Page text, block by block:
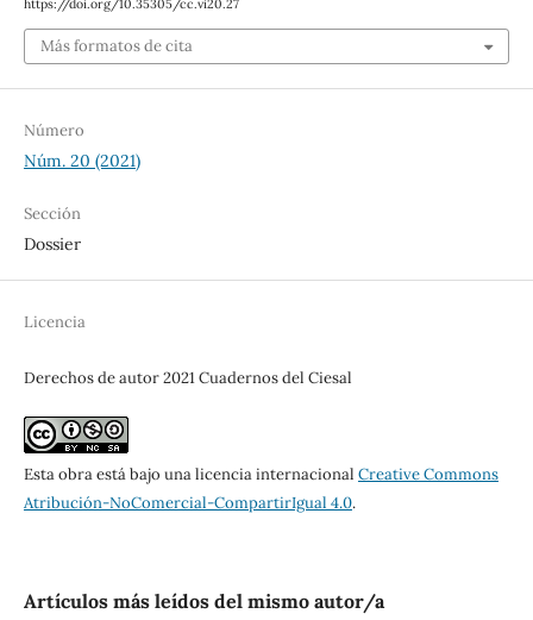
https://doi.org/10.35305/cc.vi20.27
Más formatos de cita
Número
Núm. 20 (2021)
Sección
Dossier
Licencia
Derechos de autor 2021 Cuadernos del Ciesal
Esta obra está bajo una licencia internacional Creative Commons
Atribución-NoComercial-CompartirIgual 4.0.
Artículos más leídos del mismo autor/a